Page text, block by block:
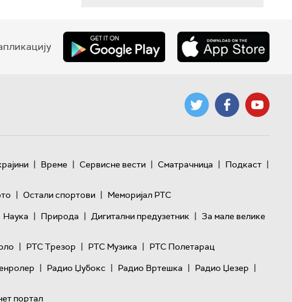
| Време | Сервисне вести | Сматрачница | Подкаст |
| Остали спортови | Меморијал РТС
Наука | Природа | Дигитални предузетник | За мале велике
| РТС Трезор | РТС Музика | РТС Полетарац
| Радио Џубокс | Радио Вртешка | Радио Џезер |
портал